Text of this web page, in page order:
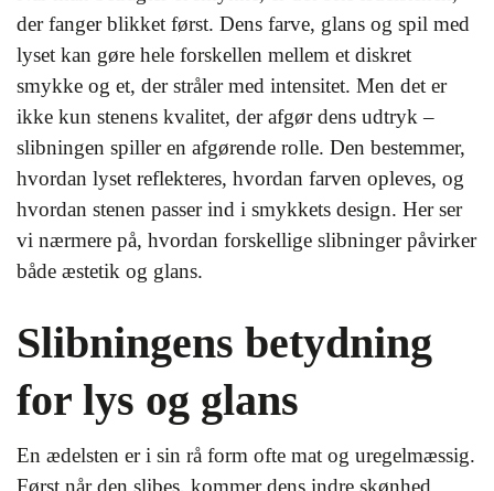
der fanger blikket først. Dens farve, glans og spil med
lyset kan gøre hele forskellen mellem et diskret
smykke og et, der stråler med intensitet. Men det er
ikke kun stenens kvalitet, der afgør dens udtryk –
slibningen spiller en afgørende rolle. Den bestemmer,
hvordan lyset reflekteres, hvordan farven opleves, og
hvordan stenen passer ind i smykkets design. Her ser
vi nærmere på, hvordan forskellige slibninger påvirker
både æstetik og glans.
Slibningens betydning
for lys og glans
En ædelsten er i sin rå form ofte mat og uregelmæssig.
Først når den slibes, kommer dens indre skønhed